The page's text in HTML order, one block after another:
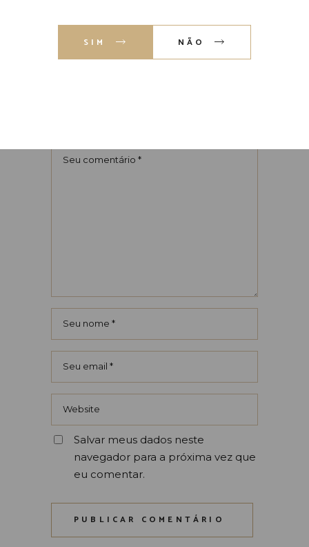
SIM NÃO
Salvar meus dados neste
navegador para a próxima vez que
eu comentar.
PUBLICAR COMENTÁRIO